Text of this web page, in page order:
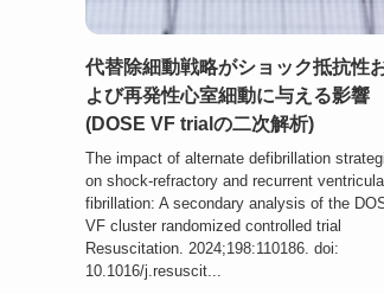
代替除細動戦略がショック抵抗性
よび再発性心室細動に与える影響
(DOSE VF trialの二次解析)
The impact of alternate defibrillation
on shock-refractory and recurrent
fibrillation: A secondary analysis of the
VF cluster randomized controlled trial
Resuscitation. 2024;198:110186. doi:
10.1016/j.resuscit...